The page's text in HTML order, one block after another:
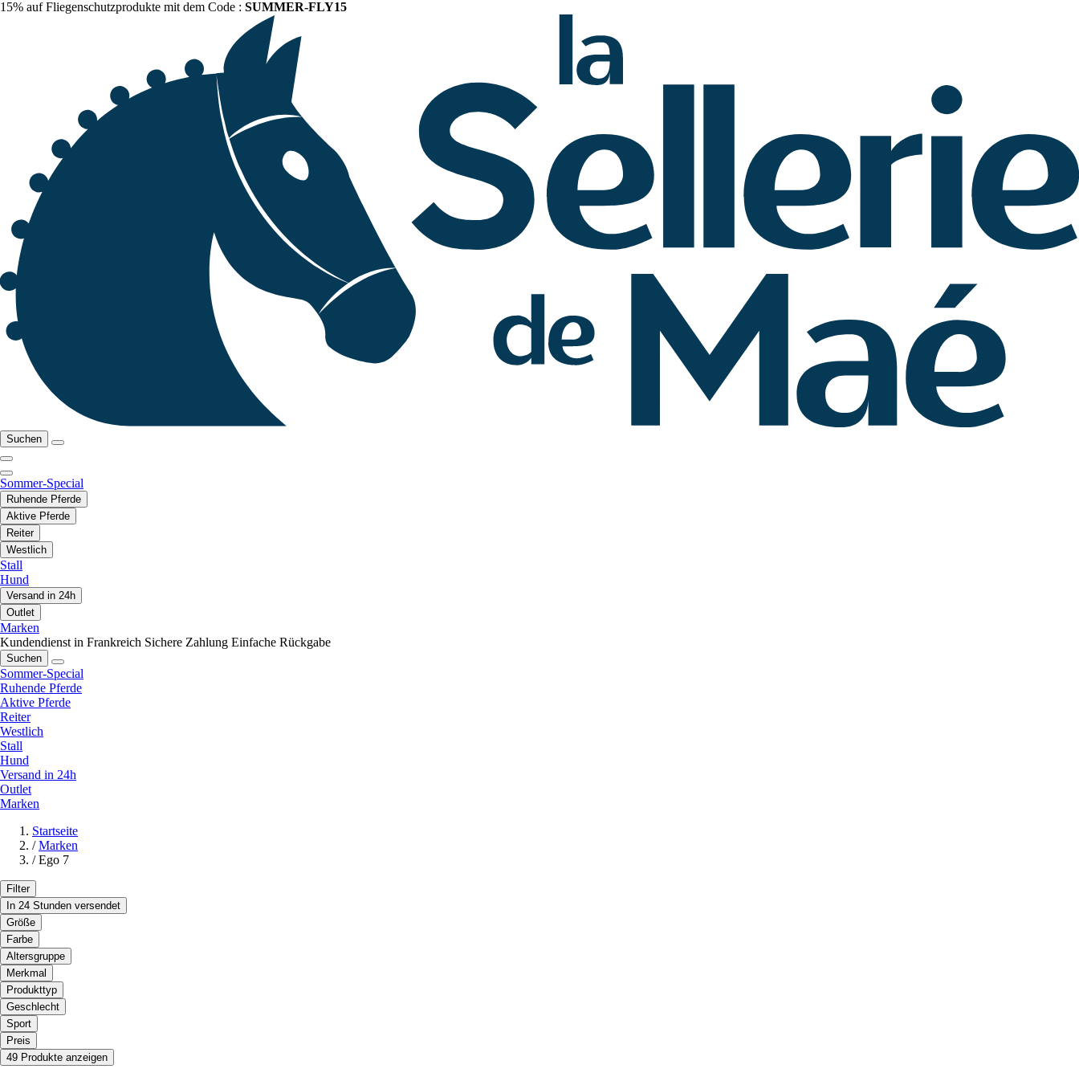
15% auf Fliegenschutzprodukte mit dem Code : SUMMER-FLY15
Suchen
Sommer-Special
Ruhende Pferde
Aktive Pferde
Reiter
Westlich
Stall
Hund
Versand in 24h
Outlet
Marken
Kundendienst in Frankreich Sichere Zahlung Einfache Rückgabe
Suchen
Sommer-Special
Ruhende Pferde
Aktive Pferde
Reiter
Westlich
Stall
Hund
Versand in 24h
Outlet
Marken
Startseite
/ Marken
/ Ego 7
Filter
In 24 Stunden versendet
Größe
Farbe
Altersgruppe
Merkmal
Produkttyp
Geschlecht
Sport
Preis
49 Produkte anzeigen